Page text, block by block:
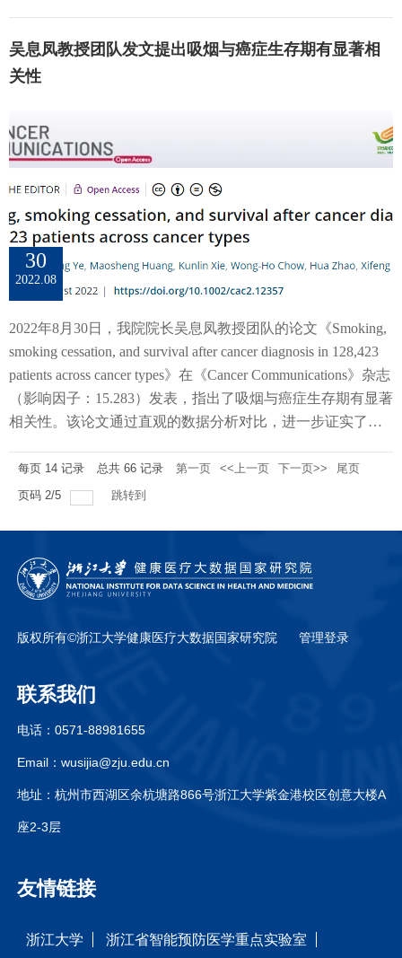
研究团队在The Innovation杂志上发表了论文Body mass index
and survival after cancer diagnosis: A pan-cancer cohort study of
期BMI与癌症患者生存率的提高有关。图1 图文摘要研究团队
根据既定的纳入排除标准，从MD Anderson癌症中心的癌症患
括24种肿瘤类型），调查了每位患者首次来癌症中心时的流
行病学信息，收集了他们在诊断过程中的身高及体重。患者
中，30.7%肥胖， 35.8%超重，31.5%属于标准体重，2.0%体
重过轻。并且，研究团队对患者进行了平均7.2年的随访，其
中42%（48,340）的患者死亡。研究团队基于间隔时间比例加
亡风险呈非线性关系，选择采用限制性立方样条分析法，以
BMI为22.5作为对照，并在模型中控制了潜在的混杂偏倚，绘
制了BMI与死亡风险关系的K-M生存曲线，应用Cox比例风险
模型进行多因素调整，并使用简略寿命表法计算期望寿命，
以探究癌症患者的围诊断期BMI和诊断后全因死亡率之间的
前瞻性关联。研究结果表明：（1）立方样条分析显示，围诊
断期BMI与死亡风险存在J型关系，即当BMI<22.5时，随BMI
降低，死亡风险升高；而BMI>22.5时，随BMI升高，死亡风
立方样条图（2）K-M生存曲线表明，BMI较高的患者有更长
的生存期。和标准体重（BMI：18.5-24.9）的患者相比，超重
95% CI=0.83-0.87），肥胖患者（BMI≥30）的死亡风险甚至
BMI与总生存期关系的K-M生存曲线（3）和标准体重的患者
命增加了4.5年，肥胖者的期望寿命甚至增加了5.9年；在女性
患者中，超重者的期望寿命可超出2.4年（诊断年龄为45-55
岁）。反而体重较轻者，其期望寿命较标准体重患者要减少
许多（图4）。图4 不同围诊断期体重的期望寿命（左男，右
患者生存率的提高有关。在去除方法学局限性导致的非因果
解释后，这些关联仍然存在。该研究的发现为制定基于癌症
对于超重和轻度肥胖患者控制体重的建议应更为谨慎。
吴息凤教授团队发文提出吸烟与癌症生存期有显著相
关性
30
2022.08
2022年8月30日，我院院长吴息凤教授团队的论文《Smoking,
smoking cessation, and survival after cancer diagnosis in 128,423
patients across cancer types》在《Cancer Communications》杂志
（影响因子：15.283）发表，指出了吸烟与癌症生存期有显著
相关性。该论文通过直观的数据分析对比，进一步证实了吸
安德森癌症患者和幸存者队列的数据进行了系统研究，数据
纳入了来自23种癌症的共计128423名患者，分析了他们的吸
间，41.9%参与者死亡。分析数据显示，癌症患者中，戒烟者
预期寿命缩短了3.7年，吸烟者则缩短了5.9年，即，与不吸烟
日吸烟量与死亡风险和开始吸烟年纪与死亡风险的关系研究
加了32%；开始抽烟的年纪越小，预后也越差，对比不抽烟
的人，17岁以下就开始抽烟的患者，死亡风险增加了32%。
吸烟患者，戒烟患者的死亡风险有大幅降低，戒烟20年的患
者死亡风险降低15%。此外，研究团队发现，吸烟和戒烟对
死亡风险的影响在非吸烟相关癌症的患者中显示出更强的关
关。而通过对吸烟与不同种类癌症之间的关系分析，科研团
症死亡风险增加有关，曾吸烟则与18种癌症死亡风险增加有
每页 14 记录 总共 66 记录 第一页 <<上一页 下一页>>
尾页
页码 2/5 跳转到
版权所有©浙江大学健康医疗大数据国家研究院 管理登录
联系我们
电话： 0571-88981655
Email： wusijia@zju.edu.cn
地址： 杭州市西湖区余杭塘路866号浙江大学紫金港校区创意大楼A
座2-3层
友情链接
浙江大学 浙江省智能预防医学重点实验室